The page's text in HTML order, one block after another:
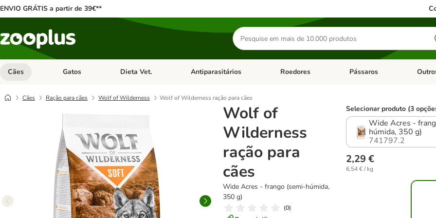
ENVIO GRÁTIS a partir de 39€**
Pesquisar
produtos
Cães Abrir menu de categoria: Cães
Gatos Abrir menu de categoria: Gatos
Dieta Vet. Abrir menu de categoria: Dieta Vet.
Antiparasitários Abrir menu de categoria: Antiparasitários
Roedores Abrir menu de categoria:
Pássaros Abrir
Cães Ração para cães Wolf of Wilderness Wolf of Wilderness ração para cães
Wolf of
Wilderness
ração para
cães
Wide Acres - frango (semi-húmida,
350 g)
(0)
Selecionar produto (3
Wide Acres -
húmida, 350 g)
741797.2
2,29 €
6,54 € / kg